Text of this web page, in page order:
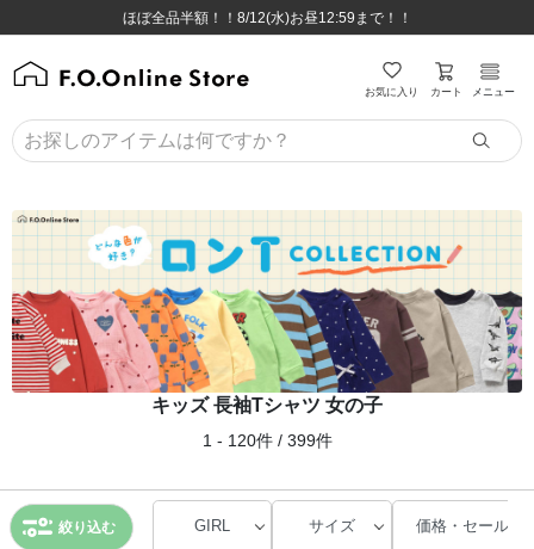
8,800円(税込)以上のお買い物で送料無料♪
ほぼ全品半額！！8/12(水)お昼12:59まで！！
8,800円(税込)以上のお買い物で送料無料♪
ほぼ全品半額！！8/12(水)お昼12:59まで！！
お気に入り カート メニュー
キッズ 長袖Tシャツ 女の子
1 - 120件 / 399件
絞り込む GIRL サイズ 価格・セール